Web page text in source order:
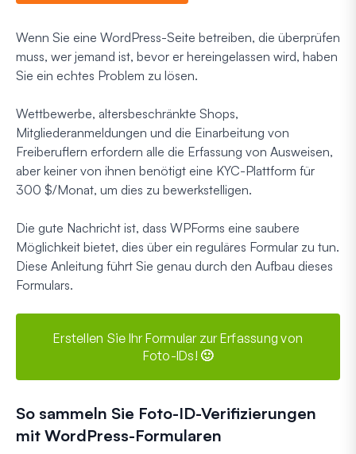
Wenn Sie eine WordPress-Seite betreiben, die überprüfen
muss, wer jemand ist, bevor er hereingelassen wird, haben
Sie ein echtes Problem zu lösen.
Wettbewerbe, altersbeschränkte Shops,
Mitgliederanmeldungen und die Einarbeitung von
Freiberuflern erfordern alle die Erfassung von Ausweisen,
aber keiner von ihnen benötigt eine KYC-Plattform für
300 $/Monat, um dies zu bewerkstelligen.
Die gute Nachricht ist, dass WPForms eine saubere
Möglichkeit bietet, dies über ein reguläres Formular zu tun.
Diese Anleitung führt Sie genau durch den Aufbau dieses
Formulars.
Erstellen Sie Ihr Formular zur Erfassung von
Foto-IDs! 🙂
So sammeln Sie Foto-ID-Verifizierungen
mit WordPress-Formularen